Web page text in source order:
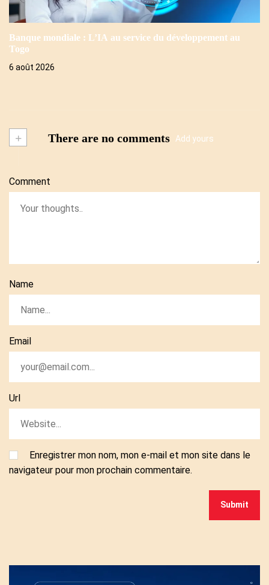
Banque mondiale : L’IA au service du développement au
Togo
6 août 2026
+ There are no comments Add yours
Comment
Name
Email
Url
Enregistrer mon nom, mon e-mail et mon site dans le
navigateur pour mon prochain commentaire.